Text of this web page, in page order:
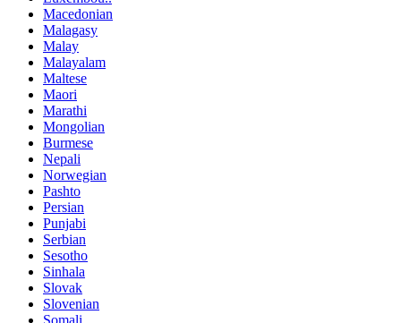
Macedonian
Malagasy
Malay
Malayalam
Maltese
Maori
Marathi
Mongolian
Burmese
Nepali
Norwegian
Pashto
Persian
Punjabi
Serbian
Sesotho
Sinhala
Slovak
Slovenian